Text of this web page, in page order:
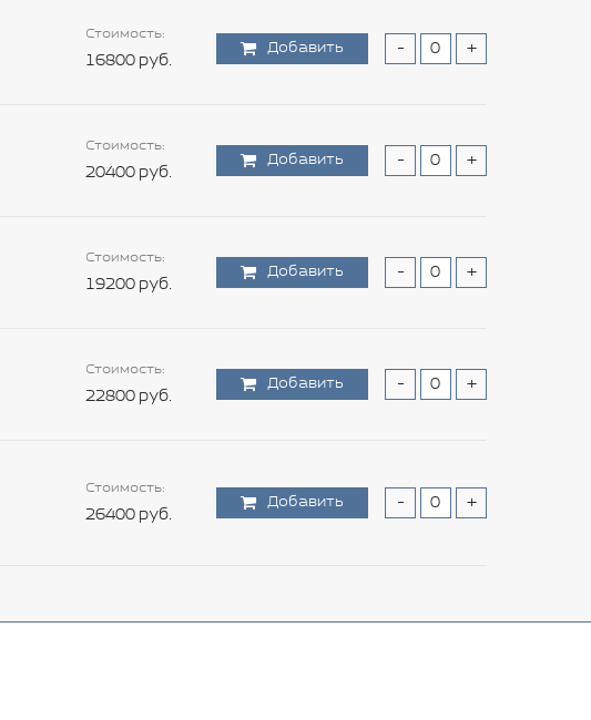
Стоимость:
16800 руб.
Добавить - +
Стоимость:
20400 руб.
Добавить - +
Стоимость:
19200 руб.
Добавить - +
Стоимость:
22800 руб.
Добавить - +
Стоимость:
26400 руб.
Добавить - +